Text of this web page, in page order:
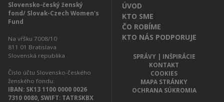
Slovensko-český ženský
fond/ Slovak-Czech Women's
Fund
Na vŕšku 7008/10
811 01 Bratislava
Slovenská republika
Číslo účtu Slovensko-českého
ženského fondu:
IBAN: SK13 1100 0000 0026
7310 0080, SWIFT: TATRSKBX
ÚVOD
KTO SME
ČO ROBÍME
KTO NÁS PODPORUJE
SPRÁVY | INŠPIRÁCIE
KONTAKT
COOKIES
MAPA STRÁNKY
OCHRANA SÚKROMIA